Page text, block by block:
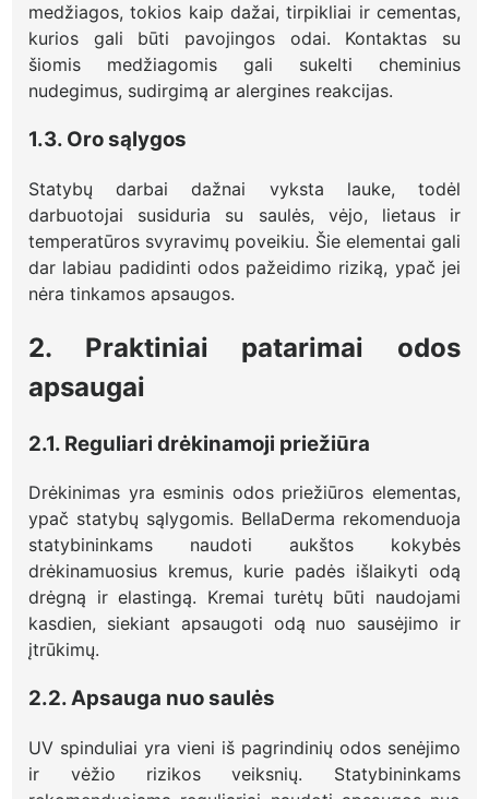
medžiagos, tokios kaip dažai, tirpikliai ir cementas,
kurios gali būti pavojingos odai. Kontaktas su
šiomis medžiagomis gali sukelti cheminius
nudegimus, sudirgimą ar alergines reakcijas.
1.3. Oro sąlygos
Statybų darbai dažnai vyksta lauke, todėl
darbuotojai susiduria su saulės, vėjo, lietaus ir
temperatūros svyravimų poveikiu. Šie elementai gali
dar labiau padidinti odos pažeidimo riziką, ypač jei
nėra tinkamos apsaugos.
2. Praktiniai patarimai odos
apsaugai
2.1. Reguliari drėkinamoji priežiūra
Drėkinimas yra esminis odos priežiūros elementas,
ypač statybų sąlygomis. BellaDerma rekomenduoja
statybininkams naudoti aukštos kokybės
drėkinamuosius kremus, kurie padės išlaikyti odą
drėgną ir elastingą. Kremai turėtų būti naudojami
kasdien, siekiant apsaugoti odą nuo sausėjimo ir
įtrūkimų.
2.2. Apsauga nuo saulės
UV spinduliai yra vieni iš pagrindinių odos senėjimo
ir vėžio rizikos veiksnių. Statybininkams